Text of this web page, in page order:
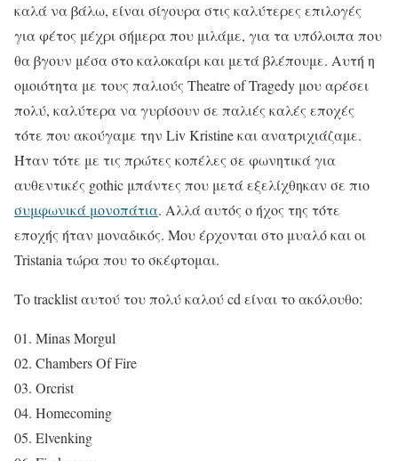
καλά να βάλω, είναι σίγουρα στις καλύτερες επιλογές
για φέτος μέχρι σήμερα που μιλάμε, για τα υπόλοιπα που
θα βγουν μέσα στο καλοκαίρι και μετά βλέπουμε. Αυτή η
ομοιότητα με τους παλιούς Theatre of Tragedy μου αρέσει
πολύ, καλύτερα να γυρίσουν σε παλιές καλές εποχές
τότε που ακούγαμε την Liv Kristine και ανατριχιάζαμε.
Ήταν τότε με τις πρώτες κοπέλες σε φωνητικά για
αυθεντικές gothic μπάντες που μετά εξελίχθηκαν σε πιο
συμφωνικά μονοπάτια. Αλλά αυτός ο ήχος της τότε
εποχής ήταν μοναδικός. Μου έρχονται στο μυαλό και οι
Tristania τώρα που το σκέφτομαι.
Το tracklist αυτού του πολύ καλού cd είναι το ακόλουθο:
01. Minas Morgul
02. Chambers Of Fire
03. Orcrist
04. Homecoming
05. Elvenking